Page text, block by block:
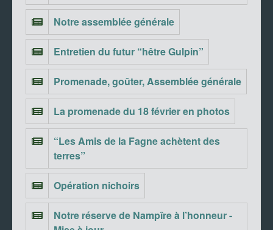
Notre assemblée générale
Entretien du futur “hêtre Gulpin”
Promenade, goûter, Assemblée générale
La promenade du 18 février en photos
“Les Amis de la Fagne achètent des
terres”
Opération nichoirs
Notre réserve de Nampîre à l’honneur -